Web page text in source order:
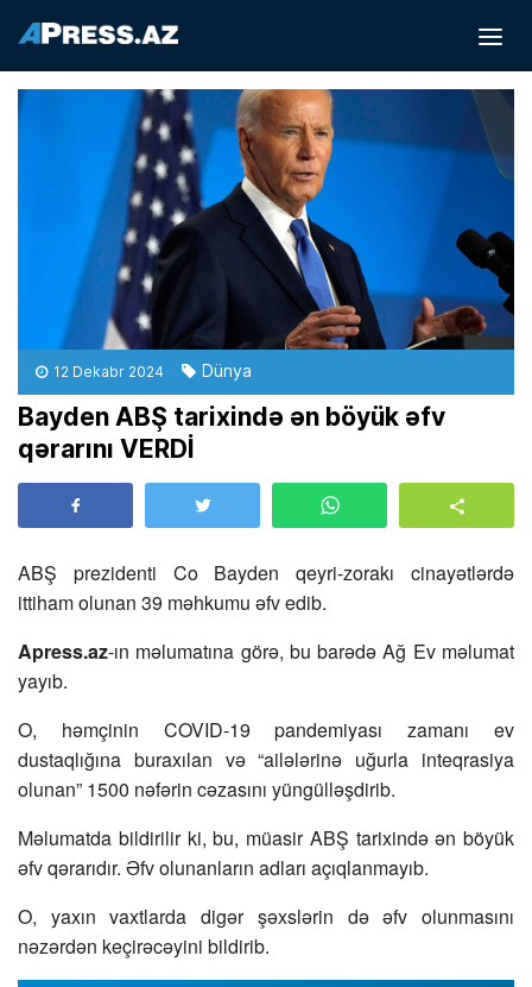
12 Dekabr 2024 Dünya
Bayden ABŞ tarixində ən böyük əfv
qərarını VERDİ
ABŞ prezidenti Co Bayden qeyri-zorakı cinayətlərdə
ittiham olunan 39 məhkumu əfv edib.
Apress.az-ın məlumatına görə, bu barədə Ağ Ev məlumat
yayıb.
O, həmçinin COVID-19 pandemiyası zamanı ev
dustaqlığına buraxılan və “ailələrinə uğurla inteqrasiya
olunan” 1500 nəfərin cəzasını yüngülləşdirib.
Məlumatda bildirilir ki, bu, müasir ABŞ tarixində ən böyük
əfv qərarıdır. Əfv olunanların adları açıqlanmayıb.
O, yaxın vaxtlarda digər şəxslərin də əfv olunmasını
nəzərdən keçirəcəyini bildirib.